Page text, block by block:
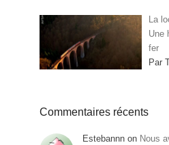
La
Une
fer
Par
Commentaires récents
Estebannn on Nous